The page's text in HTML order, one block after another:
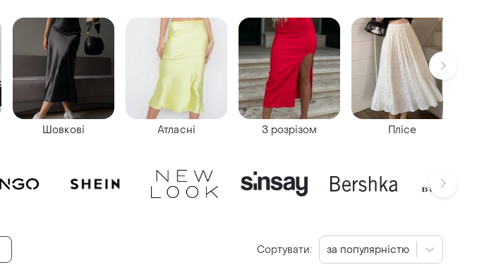
Шовкові Атласні З розрізом Плісе
Сортувати: за популярністю